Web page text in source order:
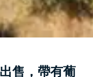
售，帶有葡